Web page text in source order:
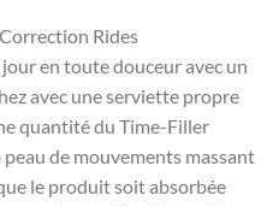
Rides
en toute douceur avec un
avec une serviette propre
quantité du Time-Filler
de mouvements massant
le produit soit absorbée